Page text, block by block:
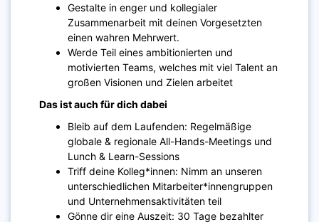
Gestalte in enger und kollegialer
Zusammenarbeit mit deinen Vorgesetzten
einen wahren Mehrwert.
Werde Teil eines ambitionierten und
motivierten Teams, welches mit viel Talent an
großen Visionen und Zielen arbeitet
Das ist auch für dich dabei
Bleib auf dem Laufenden: Regelmäßige
globale & regionale All-Hands-Meetings und
Lunch & Learn-Sessions
Triff deine Kolleg*innen: Nimm an unseren
unterschiedlichen Mitarbeiter*innengruppen
und Unternehmensaktivitäten teil
Gönne dir eine Auszeit: 30 Tage bezahlter